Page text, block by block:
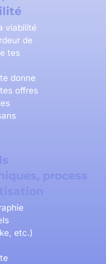
viabilité
de
tes
donne
offres
process
etc.)